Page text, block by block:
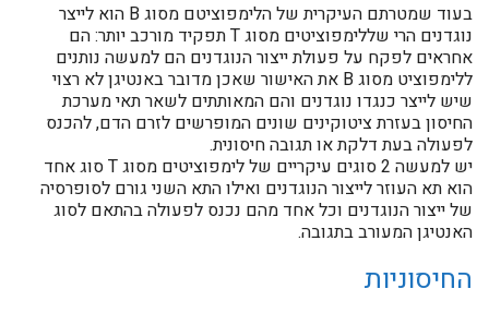
בעוד שמטרתם העיקרית של הלימפוציטם מסוג B הוא לייצר
נוגדנים הרי שללימפוציטים מסוג T תפקיד מורכב יותר: הם
אחראים לפקח על פעולת ייצור הנוגדנים הם למעשה נותנים
ללימפוציט מסוג B את האישור שאכן מדובר באנטיגן לא רצוי
שיש לייצר כנגדו נוגדנים והם המאותתים לשאר תאי מערכת
החיסון בעזרת ציטוקינים שונים המופרשים לזרם הדם, להכנס
לפעולה בעת דלקת או תגובה חיסונית.
יש למעשה 2 סוגים עיקריים של לימפוציטים מסוג T סוג אחד
הוא תא העוזר לייצור הנוגדנים ואילו התא השני גורם לסופרסיה
של ייצור הנוגדנים וכל אחד מהם נכנס לפעולה בהתאם לסוג
האנטיגן המעורב בתגובה.
החיסוניות